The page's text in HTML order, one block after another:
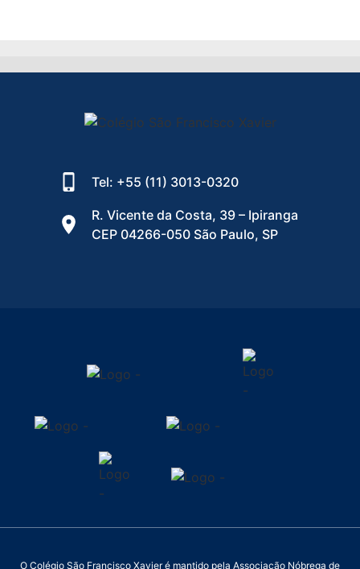
Tel: +55 (11) 3013-0320
R. Vicente da Costa, 39 – Ipiranga
CEP 04266-050 São Paulo, SP
O Colégio São Francisco Xavier é mantido pela Associação Nóbrega de